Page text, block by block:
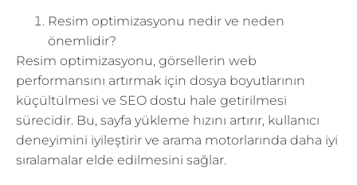
Resim optimizasyonu nedir ve neden
önemlidir?
Resim optimizasyonu, görsellerin web
performansını artırmak için dosya boyutlarının
küçültülmesi ve SEO dostu hale getirilmesi
sürecidir. Bu, sayfa yükleme hızını artırır, kullanıcı
deneyimini iyileştirir ve arama motorlarında daha iyi
sıralamalar elde edilmesini sağlar.